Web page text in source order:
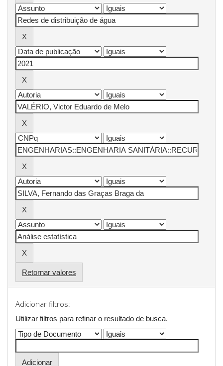
Retornar valores
Adicionar filtros:
Utilizar filtros para refinar o resultado de busca.